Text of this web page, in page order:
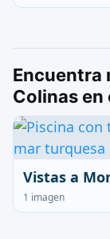
Encuentra
Colinas
Vistas a
1 imagen